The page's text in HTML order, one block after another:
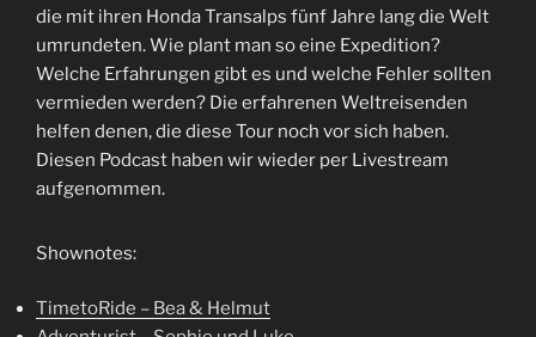
die mit ihren Honda Transalps fünf Jahre lang die Welt
umrundeten. Wie plant man so eine Expedition?
Welche Erfahrungen gibt es und welche Fehler sollten
vermieden werden? Die erfahrenen Weltreisenden
helfen denen, die diese Tour noch vor sich haben.
Diesen Podcast haben wir wieder per Livestream
aufgenommen.
Shownotes:
TimetoRide – Bea & Helmut